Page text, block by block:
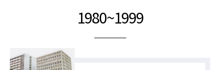
1980~1999
2020~현재 2010~2019